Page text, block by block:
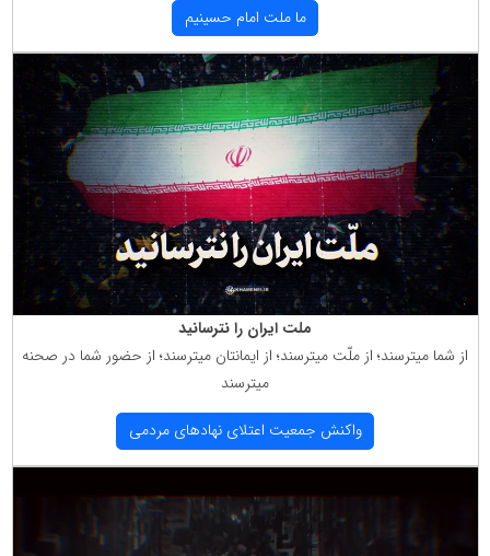
ما ملت امام حسینیم
ملت ایران را نترسانید
از شما میترسند؛ از ملّت میترسند؛ از ایمانتان میترسند؛ از حضور شما در صحنه
میترسند
واكنش جمعیت اعتلای نهادهای مردمی